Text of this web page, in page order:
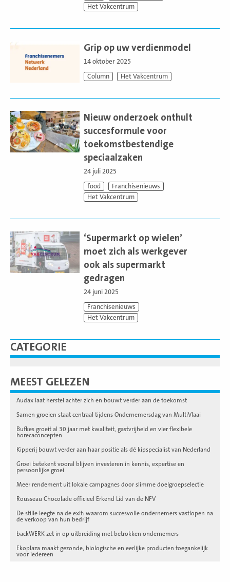
CATEGORIE
MEEST GELEZEN
Audax laat herstel achter zich en bouwt verder aan de toekomst
Samen groeien staat centraal tijdens Ondernemersdag van MultiVlaai
Bufkes groeit al 30 jaar met kwaliteit, gastvrijheid en vier flexibele
horecaconcepten
Kipperij bouwt verder aan haar positie als dé kipspecialist van Nederland
Groei betekent vooral blijven investeren in kennis, expertise en
persoonlijke groei
Meer rendement uit lokale campagnes door slimme doelgroepselectie
Rousseau Chocolade officieel Erkend Lid van de NFV
De stille leegte na de exit: waarom succesvolle ondernemers vastlopen na
de verkoop van hun bedrijf
backWERK zet in op uitbreiding met betrokken ondernemers
Ekoplaza maakt gezonde, biologische en eerlijke producten toegankelijk
voor iedereen
Het Vakcentrum
meer
Grip op uw verdienmodel
14 oktober 2025
Column Het Vakcentrum
meer
Nieuw onderzoek onthult
succesformule voor
toekomstbestendige
speciaalzaken
24 juli 2025
food
Franchisenieuws
Het Vakcentrum
meer
‘Supermarkt op wielen’
moet zich als werkgever
ook als supermarkt
gedragen
24 juni 2025
Franchisenieuws
Het Vakcentrum